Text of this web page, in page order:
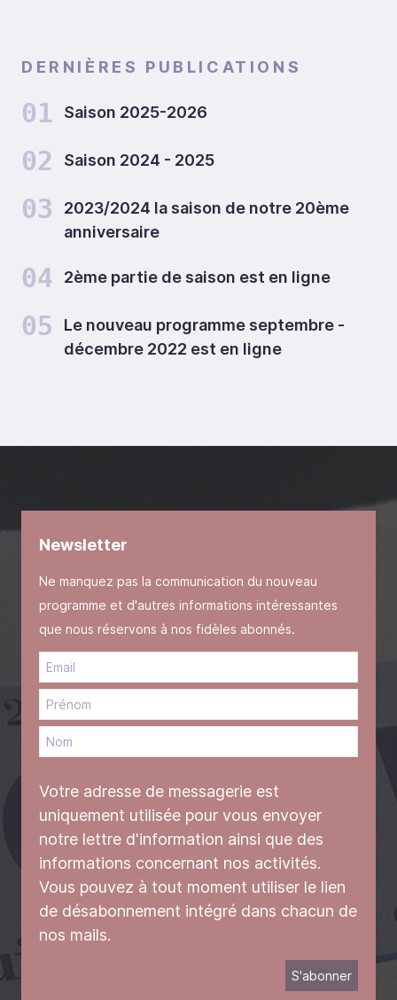
DERNIÈRES PUBLICATIONS
01 Saison 2025-2026
02 Saison 2024 - 2025
03
2023/2024 la saison de notre 20ème
anniversaire
04 2ème partie de saison est en ligne
05
Le nouveau programme septembre -
décembre 2022 est en ligne
Newsletter
Ne manquez pas la communication du nouveau
programme et d'autres informations intéressantes
que nous réservons à nos fidèles abonnés.
Votre adresse de messagerie est
uniquement utilisée pour vous envoyer
notre lettre d'information ainsi que des
informations concernant nos activités.
Vous pouvez à tout moment utiliser le lien
de désabonnement intégré dans chacun de
nos mails.